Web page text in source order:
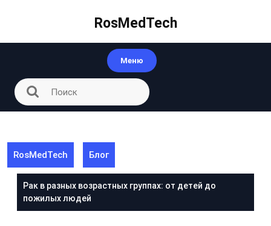
RosMedTech
Меню
RosMedTech Блог
Рак в разных возрастных группах: от детей до
пожилых людей